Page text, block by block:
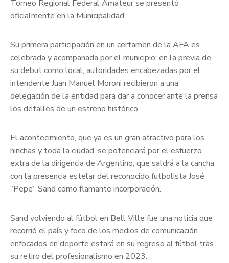
Torneo Regional Federal Amateur se presentó
oficialmente en la Municipalidad.
Su primera participación en un certamen de la AFA es
celebrada y acompañada por el municipio: en la previa de
su debut como local, autoridades encabezadas por el
intendente Juan Manuel Moroni recibieron a una
delegación de la entidad para dar a conocer ante la prensa
los detalles de un estreno histórico.
El acontecimiento, que ya es un gran atractivo para los
hinchas y toda la ciudad, se potenciará por el esfuerzo
extra de la dirigencia de Argentino, que saldrá a la cancha
con la presencia estelar del reconocido futbolista José
“Pepe” Sand como flamante incorporación.
Sand volviendo al fútbol en Bell Ville fue una noticia que
recorrió el país y foco de los medios de comunicación
enfocados en deporte estará en su regreso al fútbol tras
su retiro del profesionalismo en 2023.